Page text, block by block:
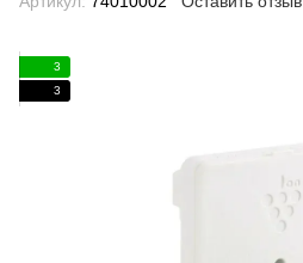
3
3